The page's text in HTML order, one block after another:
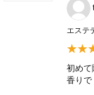
エステ
初め
香りで